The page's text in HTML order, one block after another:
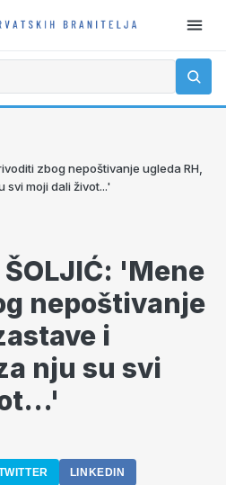
zbog nepoštivanje ugleda RH,
svi moji dali život...'
ŠOLJIĆ: 'Mene
nepoštivanje
i
nju su svi
LINKEDIN